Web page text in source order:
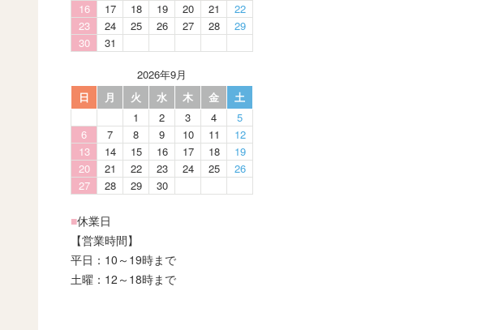
16
17 18 19 20 21
22
23
24 25 26 27 28
29
30
31
2026年9月
日
月 火 水 木 金
土
1
2 3 4
5
6
7 8 9 10 11
12
13
14 15 16 17 18
19
20
21 22 23 24 25
26
27
28 29 30
■休業日
【営業時間】
平日：10～19時まで
土曜：12～18時まで